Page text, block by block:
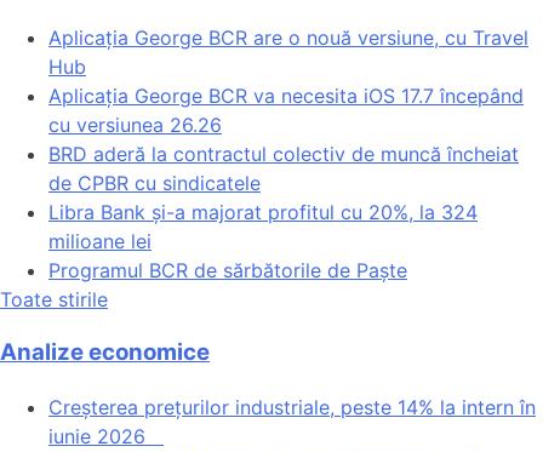
Aplicația George BCR are o nouă versiune, cu Travel
Hub
Aplicația George BCR va necesita iOS 17.7 începând
cu versiunea 26.26
BRD aderă la contractul colectiv de muncă încheiat
de CPBR cu sindicatele
Libra Bank și-a majorat profitul cu 20%, la 324
milioane lei
Programul BCR de sărbătorile de Paște
Toate stirile
Analize economice
Creșterea prețurilor industriale, peste 14% la intern în
iunie 2026